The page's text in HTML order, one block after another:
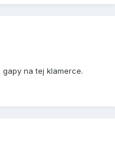
na tej klamerce.